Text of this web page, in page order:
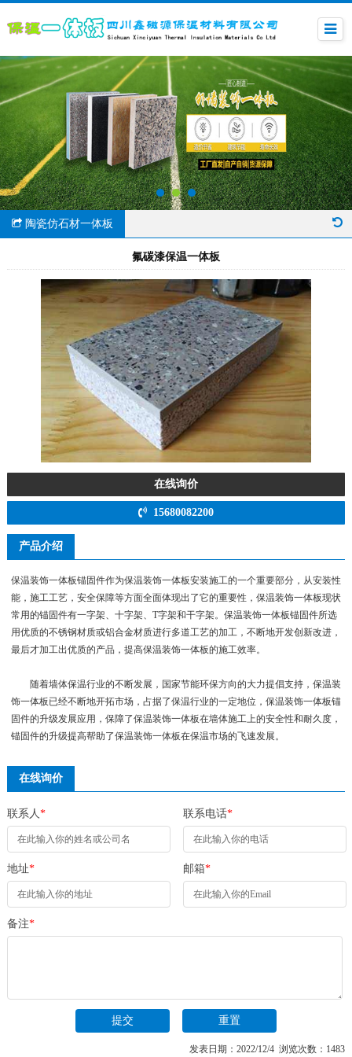
陶瓷仿石材一体板
氟碳漆保温一体板
在线询价
15680082200
产品介绍
保温装饰一体板锚固件作为保温装饰一体板安装施工的一个重要部分，从安装性
能，施工工艺，安全保障等方面全面体现出了它的重要性，保温装饰一体板现状
常用的锚固件有一字架、十字架、T字架和干字架。保温装饰一体板锚固件所选
用优质的不锈钢材质或铝合金材质进行多道工艺的加工，不断地开发创新改进，
最后才加工出优质的产品，提高保温装饰一体板的施工效率。
随着墙体保温行业的不断发展，国家节能环保方向的大力提倡支持，保温装
饰一体板已经不断地开拓市场，占据了保温行业的一定地位，保温装饰一体板锚
固件的升级发展应用，保障了保温装饰一体板在墙体施工上的安全性和耐久度，
锚固件的升级提高帮助了保温装饰一体板在保温市场的飞速发展。
在线询价
联系人* 联系电话*
地址* 邮箱*
备注*
发表日期：2022/12/4 浏览次数：1483